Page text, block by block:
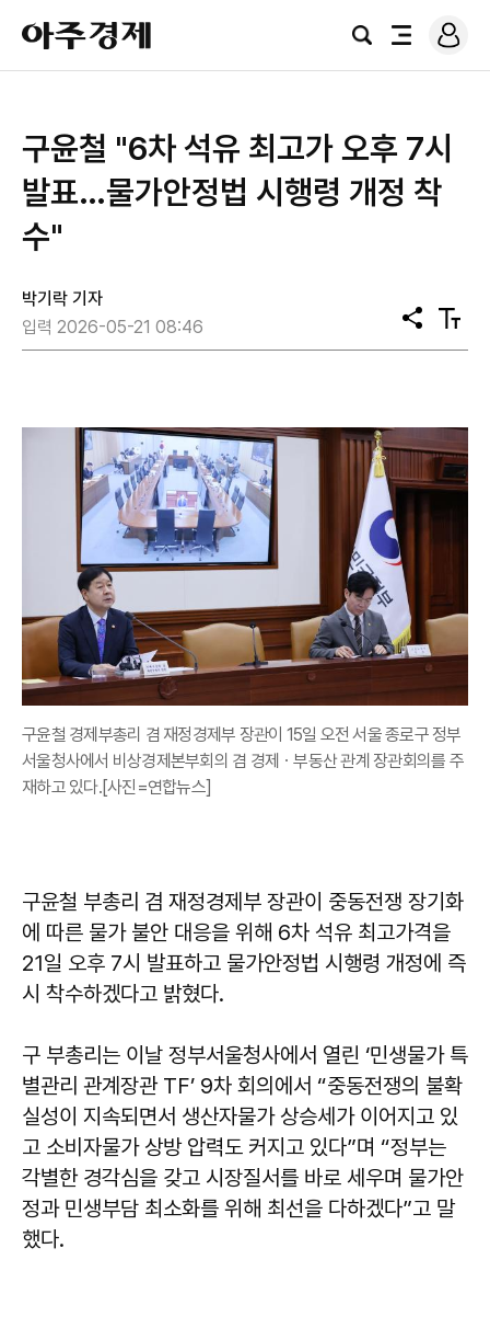
아
주
경
검
전
로
그
구윤철 "6차 석유 최고가 오후 7시
발표…물가안정법 시행령 개정 착
수"
박기락 기자
입력 2026-05-21 08:46
공
유
텍
스
구윤철 경제부총리 겸 재정경제부 장관이 15일 오전 서울 종로구 정부
서울청사에서 비상경제본부회의 겸 경제ㆍ부동산 관계 장관회의를 주
재하고 있다.[사진=연합뉴스]
구윤철 부총리 겸 재정경제부 장관이 중동전쟁 장기화
에 따른 물가 불안 대응을 위해 6차 석유 최고가격을
21일 오후 7시 발표하고 물가안정법 시행령 개정에 즉
시 착수하겠다고 밝혔다.
구 부총리는 이날 정부서울청사에서 열린 ‘민생물가 특
별관리 관계장관 TF’ 9차 회의에서 “중동전쟁의 불확
실성이 지속되면서 생산자물가 상승세가 이어지고 있
고 소비자물가 상방 압력도 커지고 있다”며 “정부는
각별한 경각심을 갖고 시장질서를 바로 세우며 물가안
정과 민생부담 최소화를 위해 최선을 다하겠다”고 말
했다.